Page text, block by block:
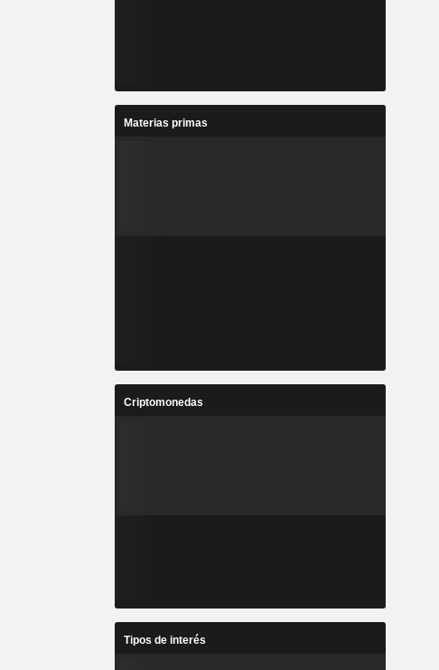
Materias primas
Criptomonedas
Tipos de interés